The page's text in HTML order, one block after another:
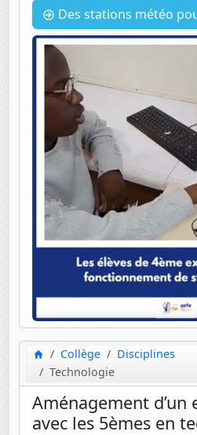
Des stations météo pour sauver des vies , les
Collège
Disciplines
Technologie
Aménagement d’un
avec les 5èmes en